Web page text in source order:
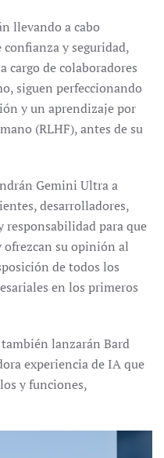
llevando a cabo
y seguridad,
cargo de colaboradores
siguen perfeccionando
y un aprendizaje por
(RLHF), antes de su
Gemini Ultra a
desarrolladores,
responsabilidad para que
ofrezcan su opinión al
de todos los
en los primeros
lanzarán Bard
experiencia de IA que
y funciones,